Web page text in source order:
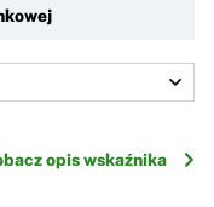
opis wskaźnika